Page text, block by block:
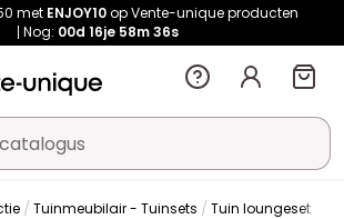
met ENJOY10op Vente-unique producten
Nog: 00d 16je 58m 35s
Tuinmeubilair - Tuinsets Tuin loungeset